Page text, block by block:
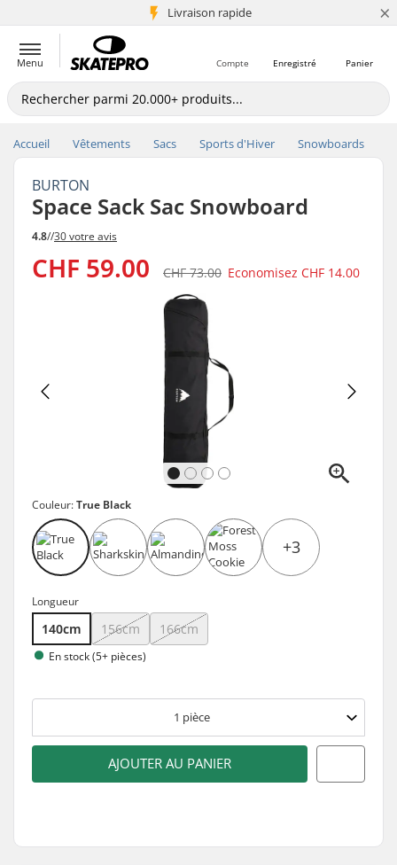
Livraison rapide
+5 mio de clients ×
Menu Panier
Enregistré
Compte
Accueil Vêtements Sacs Sports d'Hiver Snowboards
BURTON
Space Sack Sac Snowboard
4.8//30 votre avis
CHF 59.00 CHF 73.00 Economisez CHF 14.00
Couleur:True Black
+3
Longueur
140cm 156cm 166cm
En stock (5+ pièces)
1 pièce
AJOUTER AU PANIER